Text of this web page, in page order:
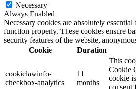
Necessary
Always Enabled
Necessary cookies are absolutely
function properly. These cookies ensure
security features of the website,
Cookie
Duration
cookielawinfo-
checkbox-analytics
11
months
This
Cookie
cookie
consent